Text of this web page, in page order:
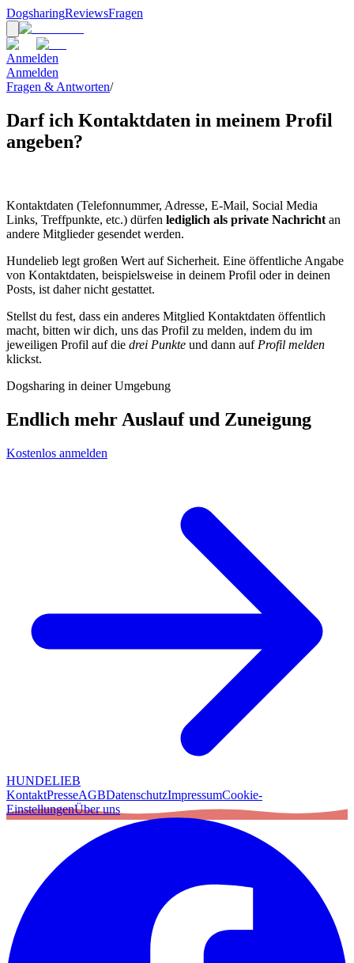
DogsharingReviewsFragen
Anmelden
Anmelden
Fragen & Antworten/
Darf ich Kontaktdaten in meinem Profil
angeben?
Kontaktdaten (Telefonnummer, Adresse, E-Mail, Social Media
Links, Treffpunkte, etc.) dürfen lediglich als private Nachricht an
andere Mitglieder gesendet werden.
Hundelieb legt großen Wert auf Sicherheit. Eine öffentliche Angabe
von Kontaktdaten, beispielsweise in deinem Profil oder in deinen
Posts, ist daher nicht gestattet.
Stellst du fest, dass ein anderes Mitglied Kontaktdaten öffentlich
macht, bitten wir dich, uns das Profil zu melden, indem du im
jeweiligen Profil auf die drei Punkte und dann auf Profil melden
klickst.
Dogsharing in deiner Umgebung
Endlich mehr Auslauf und Zuneigung
Kostenlos anmelden
HUNDELIEB
KontaktPresseAGBDatenschutzImpressumCookie-
EinstellungenÜber uns